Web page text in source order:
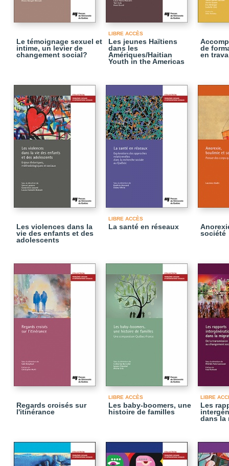
Le témoignage sexuel et
intime, un levier de
changement social?
LIBRE ACCÈS
Les jeunes Haïtiens
dans les
Amériques/Haitian
Youth in the Americas
de
en
Les violences dans la
vie des enfants et des
adolescents
LIBRE ACCÈS
La santé en réseaux
société
Regards croisés sur
l'itinérance
LIBRE ACCÈS
Les baby-boomers, une
histoire de familles
LIBRE
Les
dans la